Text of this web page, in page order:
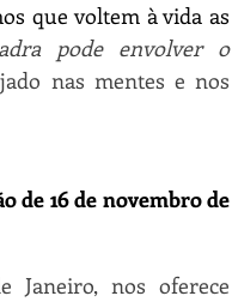
que voltem à vida as
pode envolver o
nas mentes e nos
de 16 de novembro de
Janeiro, nos oferece